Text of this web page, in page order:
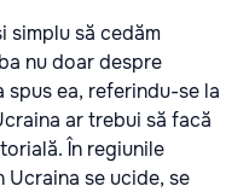
simplu să cedăm
nu doar despre
spus ea, referindu-se la
ar trebui să facă
În regiunile
se ucide, se